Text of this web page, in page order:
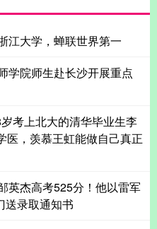
江大学，蝉联世界第一
学院师生赴长沙开展重点
考上北大的清华毕业生李
医，羡慕王虹能做自己真正
英杰高考525分！他以雷军
送录取通知书